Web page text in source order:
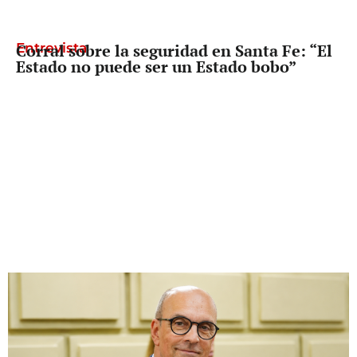
Entrevista
Corral sobre la seguridad en Santa Fe: “El
Estado no puede ser un Estado bobo”
Diputado Provincial